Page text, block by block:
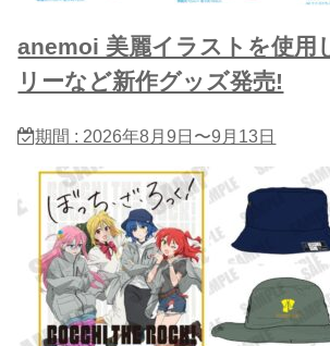
anemoi 美麗イラストを使用
リーなど新作グッズ発売!
期間 : 2026年8月9日〜9月13日